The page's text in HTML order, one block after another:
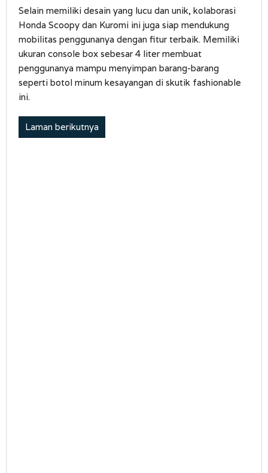
Selain memiliki desain yang lucu dan unik, kolaborasi
Honda Scoopy dan Kuromi ini juga siap mendukung
mobilitas penggunanya dengan fitur terbaik. Memiliki
ukuran console box sebesar 4 liter membuat
penggunanya mampu menyimpan barang-barang
seperti botol minum kesayangan di skutik fashionable
ini.
Laman berikutnya